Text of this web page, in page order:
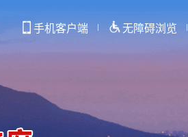
手机客户端 无障碍浏览